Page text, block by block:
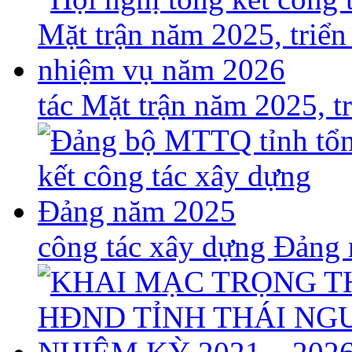
tác Mặt trận năm 2025,
công tác xây dựng Đảng